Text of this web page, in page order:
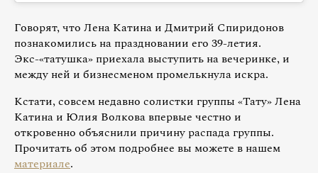
Говорят, что Лена Катина и Дмитрий Спиридонов
познакомились на праздновании его 39-летия.
Экс-«татушка» приехала выступить на вечеринке, и
между ней и бизнесменом промелькнула искра.
Кстати, совсем недавно солистки группы «Тату» Лена
Катина и Юлия Волкова впервые честно и
откровенно объяснили причину распада группы.
Прочитать об этом подробнее вы можете в нашем
материале.